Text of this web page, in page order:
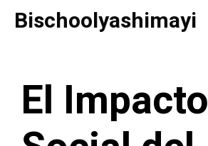
SaltarBischoolyashimayi
El Impacto